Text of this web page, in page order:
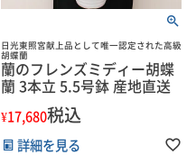
日光東照宮献上品として唯一認定された高級
胡蝶蘭
蘭のフレンズミディー胡蝶
蘭 3本立 5.5号鉢 産地直送
¥17,680税込
詳細を見る